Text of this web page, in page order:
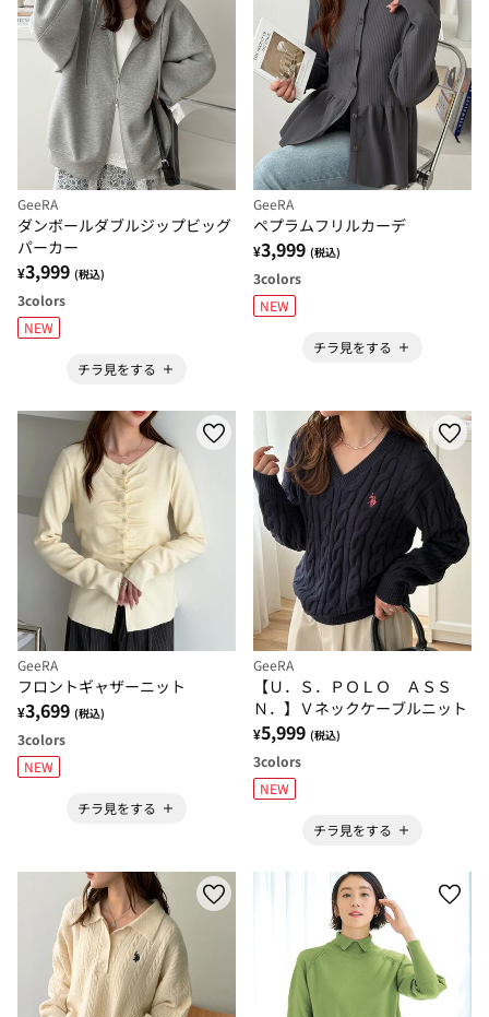
GeeRA
ダンボールダブルジップビッグ
パーカー
¥3,999 (税込)
3colors
NEW
チラ見をする
GeeRA
ペプラムフリルカーデ
¥3,999 (税込)
3colors
NEW
チラ見をする
GeeRA
フロントギャザーニット
¥3,699 (税込)
3colors
NEW
チラ見をする
GeeRA
【Ｕ．Ｓ．ＰＯＬＯ ＡＳＳ
Ｎ．】Ｖネックケーブルニット
¥5,999 (税込)
3colors
NEW
チラ見をする